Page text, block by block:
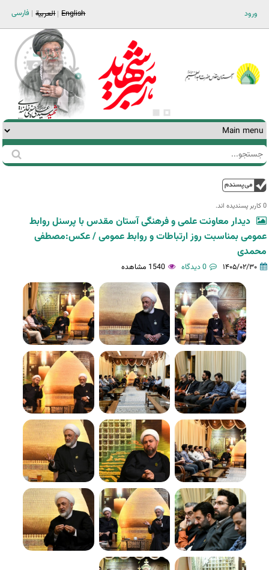
ورود فارسی العربية English
فرم
جستجو
جستجو
0 کاربر پسندیده اند.‎
دیدار معاونت علمی و فرهنگی آستان مقدس با پرسنل روابط
عمومی بمناسبت روز ارتباطات و روابط عمومی / عکس:مصطفی
محمدی
۱۴۰۵/۰۲/۳۰ 0 دیدگاه 1540 مشاهده